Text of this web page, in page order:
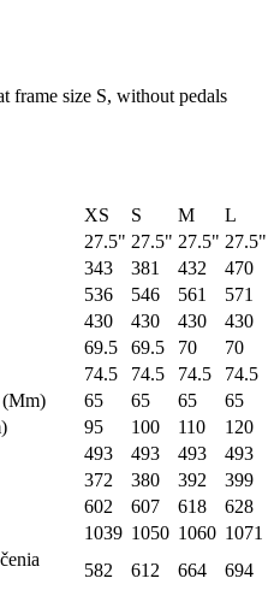
frame size S, without pedals
XS S M
L
27.5" 27.5" 27.5" 27.5"
343 381 432
470
536 546 561
571
430 430 430
430
69.5 69.5 70
70
74.5 74.5 74.5
74.5
(Mm)
65 65 65
65
95 100 110
120
493 493 493
493
372 380 392
399
602 607 618
628
1039 1050 1060 1071
582 612 664 694